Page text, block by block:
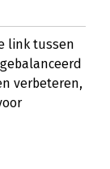
link tussen
verbeteren,